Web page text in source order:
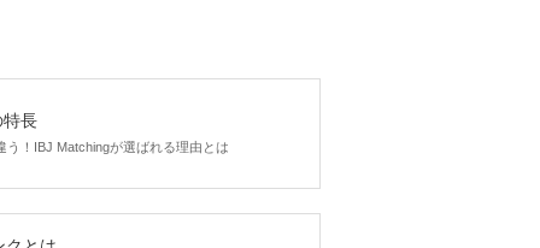
特長
う！IBJ Matchingが選ばれる理由とは